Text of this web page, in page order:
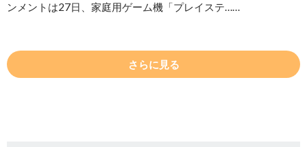
ンメントは27日、家庭用ゲーム機「プレイステ……
さらに見る